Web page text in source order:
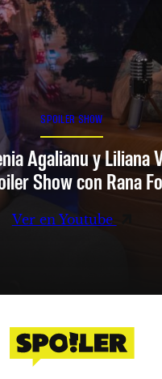
SPOILER SHOW
Agalianu y Liliana
Show con Rana
Ver en Youtube